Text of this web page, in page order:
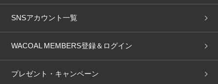
OUR WACOAL
WACOAL Remamma Mens Innerwear
ブラ無料診断
3Dボディスキャン
商品回収
ニュース＆トピックス
下着の基礎知識
ブラパン ワコールスタイル
SNSアカウント一覧
WACOAL MEMBERS登録＆ログイン
プレゼント・キャンペーン